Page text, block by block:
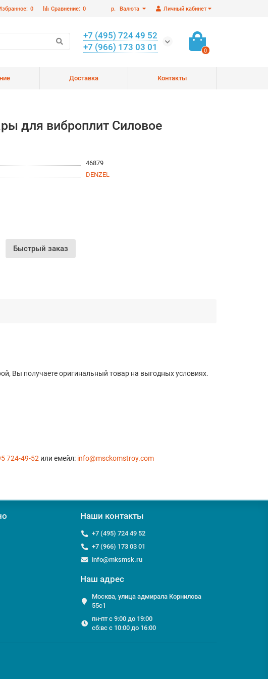
Личный кабинет
р. Валюта
Сравнение: 0
0
+7 (495) 724 49 52
+7 (966) 173 03 01
0
Доставка Контакты
для виброплит Силовое
46879
DENZEL
Быстрый заказ
Вы получаете оригинальный товар на выгодных условиях.
724-49-52 или емейл: info@msckomstroy.com
Наши контакты
+7 (495) 724 49 52
+7 (966) 173 03 01
info@mksmsk.ru
Наш адрес
Москва, улица адмирала Корнилова
55с1
пн-пт с 9:00 до 19:00
сб:вс с 10:00 до 16:00